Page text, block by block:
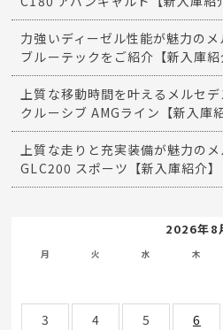
力強いディーゼル性能が魅力の
ブルーテックをご紹介【新入庫紹
上質な移動時間を叶えるメルセ
クルーシブ AMGライン【新入庫紹
上質な走りと充実装備が魅力の
GLC200 スポーツ【新入庫紹介】
2026年8
月 火 水 木
3
4 5 6